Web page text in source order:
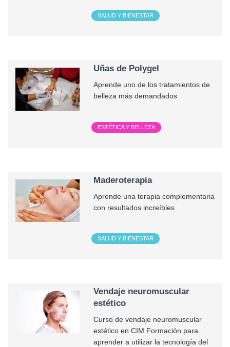
SALUD Y BIENESTAR
Uñas de Polygel
Aprende uno de los tratamientos de
belleza más demandados
ESTÉTICA Y BELLEZA
Maderoterapia
Aprende una terapia complementaria
con resultados increíbles
SALUD Y BIENESTAR
Vendaje neuromuscular
estético
Curso de vendaje neuromuscular
estético en CIM Formación para
aprender a utilizar la tecnología del